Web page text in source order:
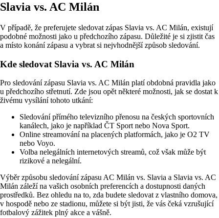
Slavia vs. AC Milán
V případě, že preferujete sledovat zápas Slavia vs. AC Milán, existují
podobné možnosti jako u předchozího zápasu. Důležité je si zjistit čas
a místo konání zápasu a vybrat si nejvhodnější způsob sledování.
Kde sledovat Slavia vs. AC Milán
Pro sledování zápasu Slavia vs. AC Milán platí obdobná pravidla jako
u předchozího střetnutí. Zde jsou opět některé možnosti, jak se dostat k
živému vysílání tohoto utkání:
Sledování přímého televizního přenosu na českých sportovních
kanálech, jako je například ČT Sport nebo Nova Sport.
Online streamování na placených platformách, jako je O2 TV
nebo Voyo.
Volba nelegálních internetových streamů, což však může být
rizikové a nelegální.
Výběr způsobu sledování zápasu AC Milán vs. Slavia a Slavia vs. AC
Milán záleží na vašich osobních preferencích a dostupnosti daných
prostředků. Bez ohledu na to, zda budete sledovat z vlastního domova,
v hospodě nebo ze stadionu, můžete si být jisti, že vás čeká vzrušující
fotbalový zážitek plný akce a vášně.